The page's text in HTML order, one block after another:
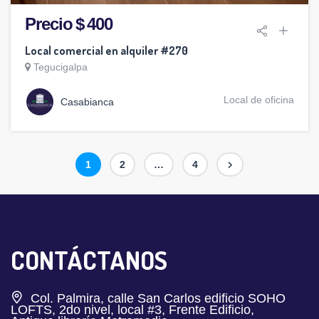
Precio $ 400
Local comercial en alquiler #270
Tegucigalpa
Casabianca Local de oficina
Paginación
de
Página
1 Página
2 … Página
4
CONTÁCTANOS
Col. Palmira, calle San Carlos edificio SOHO
LOFTS, 2do nivel, local #3, Frente Edificio,